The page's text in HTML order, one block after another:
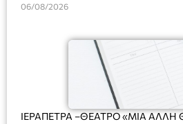
Ακτοφυλακής (Λ.Σ.-ΕΛ.ΑΚΤ.),
06/08/2026
ΙΕΡΑΠΕΤΡΑ –ΘΕΑΤΡΟ «ΜΙΑ ΑΛΛΗ